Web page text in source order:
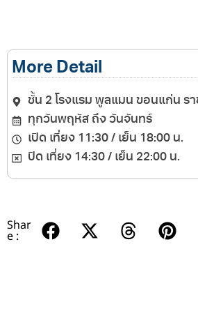
More Detail
ชั้น 2 โรงแรม พูลแมน ขอนแก่น ร
ทุกวันพฤหัส ถึง วันจันทร์
เปิด เที่ยง 11:30 / เย็น 18:00 น.
ปิด เที่ยง 14:30 / เย็น 22:00 น.
Shar
e :